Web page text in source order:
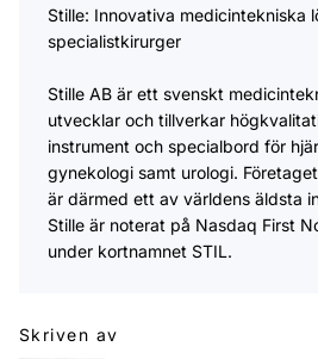
Stille: Innovativa medicintekniska
specialistkirurger
Stille AB är ett svenskt
utvecklar och tillverkar
instrument och specialbord för
gynekologi samt urologi.
är därmed ett av världens äldsta
Stille är noterat på Nasdaq First
under kortnamnet STIL.
Skriven av